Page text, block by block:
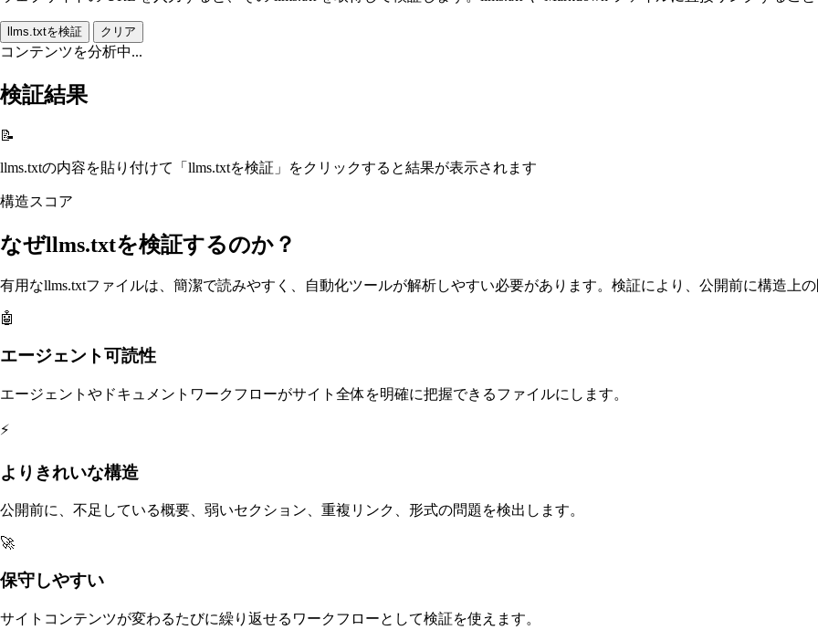
llms.txtを検証 クリア
コンテンツを分析中...
検証結果
📝
llms.txtの内容を貼り付けて「llms.txtを検証」をクリックすると結果が表示されます
構造スコア
なぜllms.txtを検証するのか？
有用なllms.txtファイルは、簡潔で読みやすく、自動化ツールが解析しやすい必要があります。検証により、公開前に構造上の
🤖
エージェント可読性
エージェントやドキュメントワークフローがサイト全体を明確に把握できるファイルにします。
⚡
よりきれいな構造
公開前に、不足している概要、弱いセクション、重複リンク、形式の問題を検出します。
🚀
保守しやすい
サイトコンテンツが変わるたびに繰り返せるワークフローとして検証を使えます。